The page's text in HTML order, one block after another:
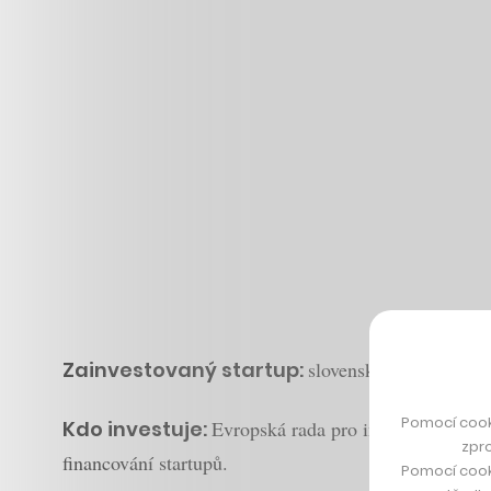
Zainvestovaný startup: slovenský Powerful
Kdo investuje:Evropská rada pro inovace (EIC),
financování startupů.
Pomocí
Pomocí